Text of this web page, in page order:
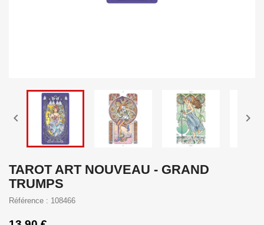
 
TAROT ART NOUVEAU - GRAND
TRUMPS
Référence : 108466